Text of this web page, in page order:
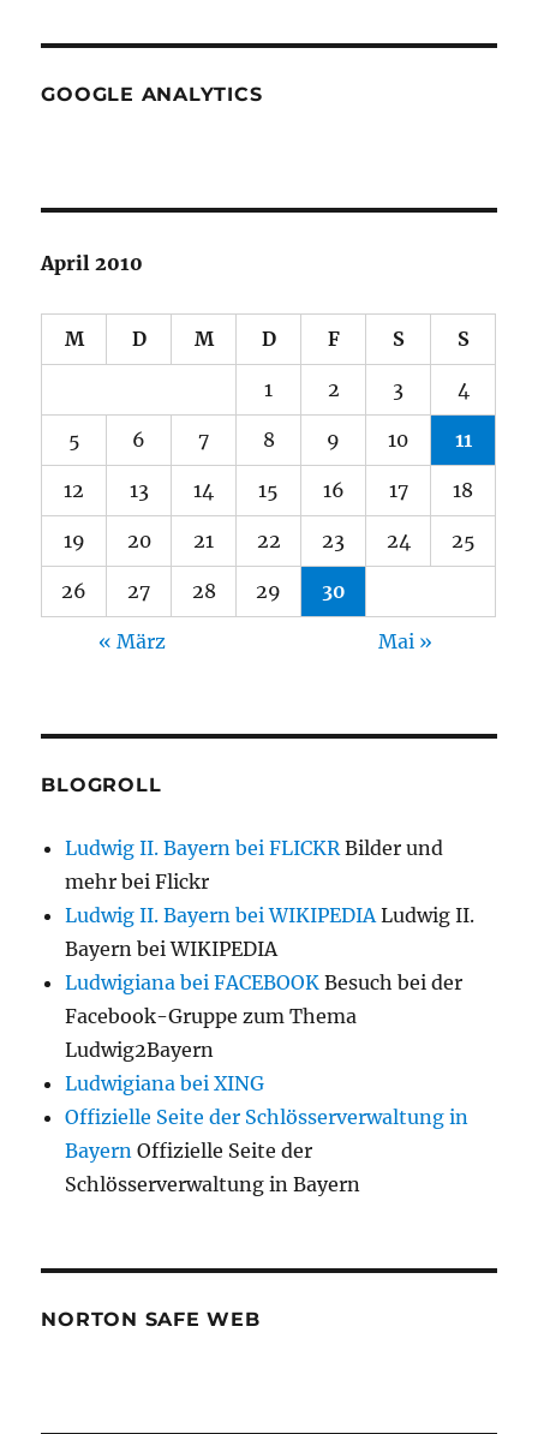
GOOGLE ANALYTICS
April 2010
M D M D F S S
1 2 3 4
5 6 7 8 9 10 11
12 13 14 15 16 17 18
19 20 21 22 23 24 25
26 27 28 29 30
« März Mai »
BLOGROLL
Ludwig II. Bayern bei FLICKRBilder und
mehr bei Flickr
Ludwig II. Bayern bei WIKIPEDIALudwig II.
Bayern bei WIKIPEDIA
Ludwigiana bei FACEBOOK Besuch bei der
Facebook-Gruppe zum Thema
Ludwig2Bayern
Ludwigiana bei XING
Offizielle Seite der Schlösserverwaltung in
Bayern Offizielle Seite der
Schlösserverwaltung in Bayern
NORTON SAFE WEB